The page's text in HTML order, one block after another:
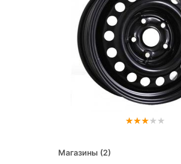
Магазины (2)